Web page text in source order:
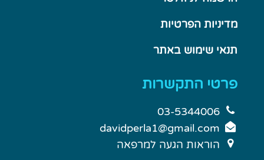
מדיניות הפרטיות
תנאי שימוש באתר
פרטי התקשרות
03-5344006
davidperla1@gmail.com
הוראות הגעה למרפאה